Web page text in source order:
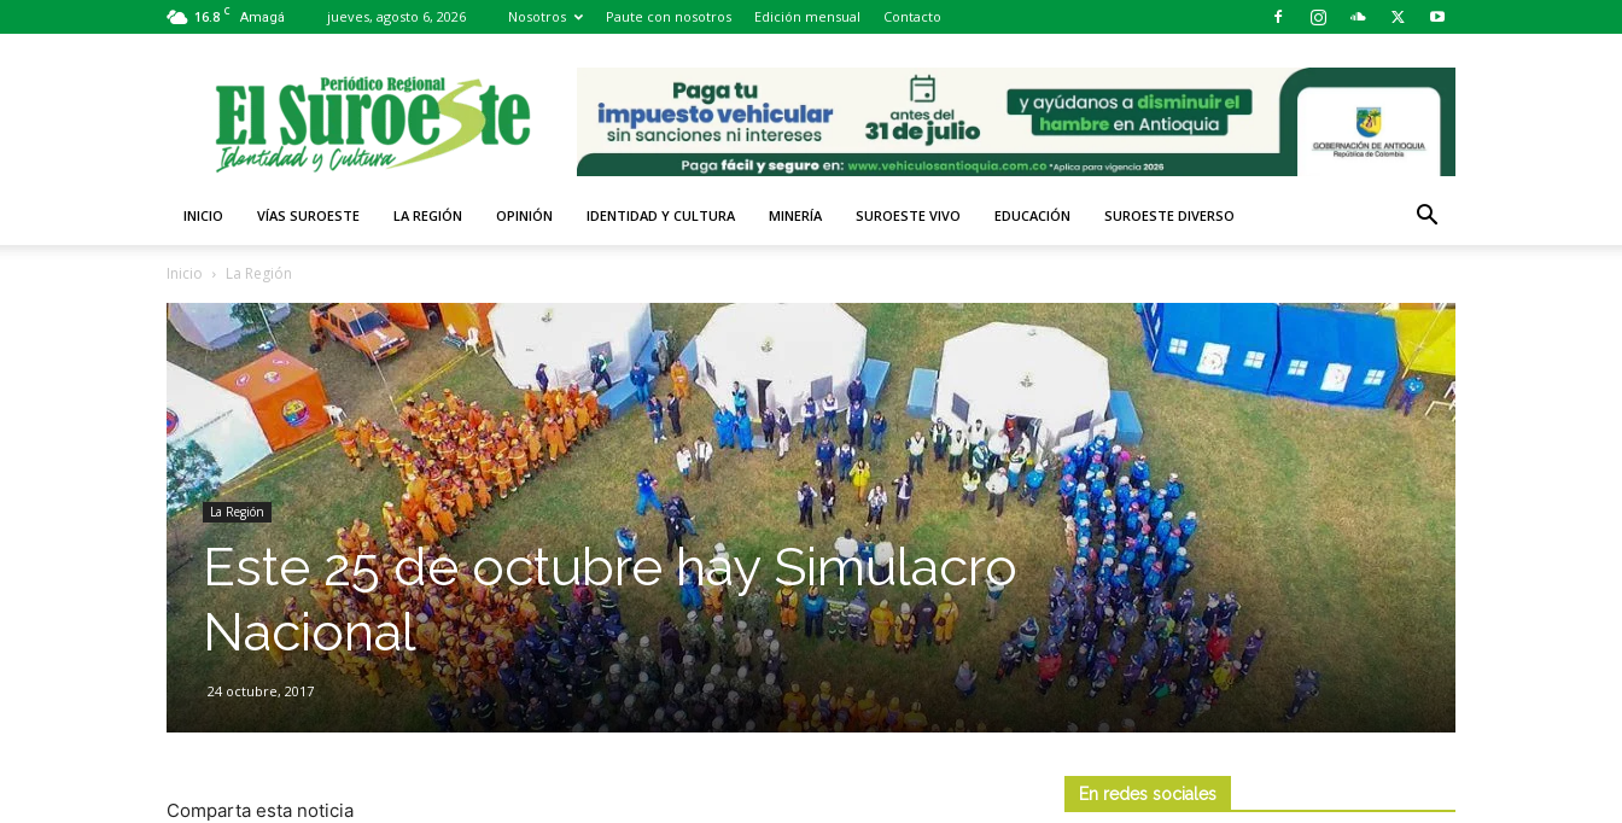
16.8 C Amagá jueves, agosto 6, 2026 Nosotros Paute con nosotros Edición mensual Contacto
Periódico
El
Suroeste
INICIO VÍAS SUROESTE LA REGIÓN OPINIÓN IDENTIDAD Y CULTURA MINERÍA SUROESTE VIVO EDUCACIÓN SUROESTE DIVERSO
Inicio La Región
La Región
Este 25 de octubre hay Simulacro
Nacional
24 octubre, 2017
Comparta esta noticia
En redes sociales